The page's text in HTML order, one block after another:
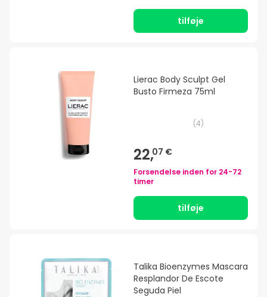
tilføje
Lierac Body Sculpt Gel
Busto Firmeza 75ml
(4)
22,07 €
Forsendelse inden for 24-72
timer
tilføje
Talika Bioenzymes Mascara
Resplandor De Escote
Seguda Piel